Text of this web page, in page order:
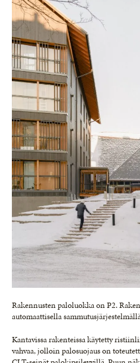
Rakennusten paloluokka on P2.
automaattisella
Kantavissa rakenteissa käytetty
vahvaa, jolloin palosuojaus on